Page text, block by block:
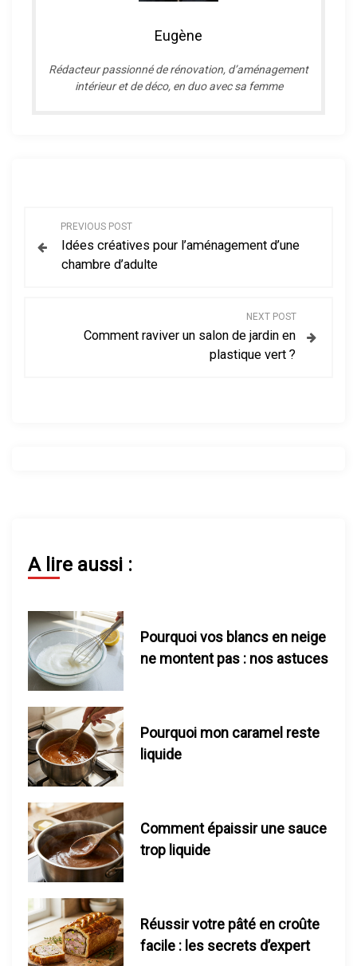
Eugène
Rédacteur passionné de rénovation, d’aménagement
intérieur et de déco, en duo avec sa femme
d
e
l
a
r
t
i
c
l
e
PREVIOUS POST
Idées créatives pour l’aménagement d’une
chambre d’adulte
NEXT POST
Comment raviver un salon de jardin en
plastique vert ?
A lire aussi :
Pourquoi vos blancs en neige
ne montent pas : nos astuces
Pourquoi mon caramel reste
liquide
Comment épaissir une sauce
trop liquide
Réussir votre pâté en croûte
facile : les secrets d’expert